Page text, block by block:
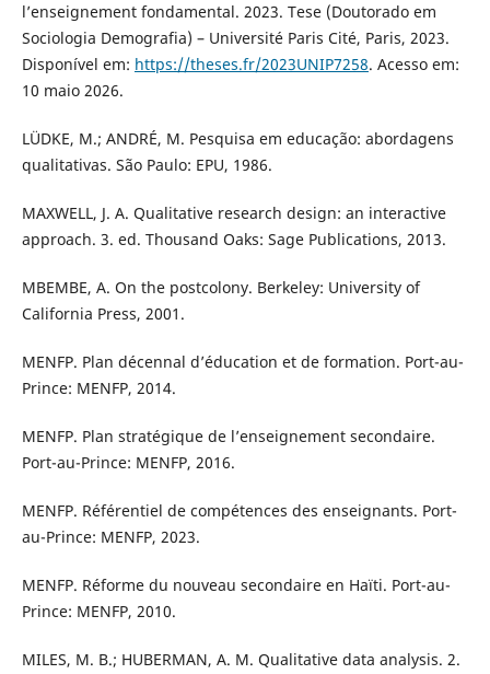
l’enseignement fondamental. 2023. Tese (Doutorado em
Sociologia Demografia) – Université Paris Cité, Paris, 2023.
Disponível em: https://theses.fr/2023UNIP7258. Acesso em:
10 maio 2026.
LÜDKE, M.; ANDRÉ, M. Pesquisa em educação: abordagens
qualitativas. São Paulo: EPU, 1986.
MAXWELL, J. A. Qualitative research design: an interactive
approach. 3. ed. Thousand Oaks: Sage Publications, 2013.
MBEMBE, A. On the postcolony. Berkeley: University of
California Press, 2001.
MENFP. Plan décennal d’éducation et de formation. Port-au-
Prince: MENFP, 2014.
MENFP. Plan stratégique de l’enseignement secondaire.
Port-au-Prince: MENFP, 2016.
MENFP. Référentiel de compétences des enseignants. Port-
au-Prince: MENFP, 2023.
MENFP. Réforme du nouveau secondaire en Haïti. Port-au-
Prince: MENFP, 2010.
MILES, M. B.; HUBERMAN, A. M. Qualitative data analysis. 2.